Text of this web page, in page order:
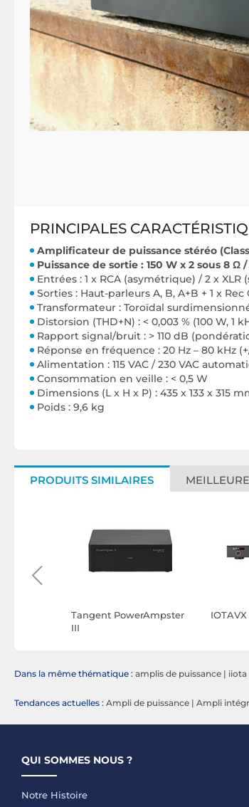
PRINCIPALES
Amplificateur de puissance stéréo
Puissance de sortie : 150 W x 2 sous 8
Entrées : 1 x RCA (asymétrique) / 2 x XLR
Sorties : Haut-parleurs A, B, A+B + 1 x Rec
Transformateur : Toroïdal
Distorsion (THD+N) : < 0,003 % (100 W, 1
Rapport signal/bruit : > 110 dB
Réponse en fréquence : 20 Hz – 80 kHz
Alimentation : 115 VAC / 230 VAC
Consommation en veille : < 0,5 W
Dimensions (L x H x P) : 435 x 133 x 315
Poids : 9,6 kg
PRODUITS SIMILAIRES
Tangent PowerAmpster
III
IOTAVX
Dans la même thématique : amplis de puissance | iiota
Tendances actuelles : Ampli de puissance | Ampli
QUI SOMMES NOUS ?
Notre Histoire